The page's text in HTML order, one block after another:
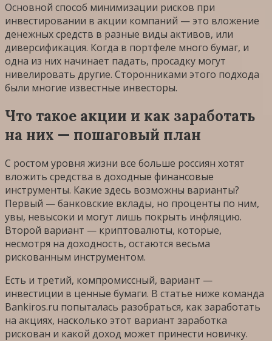
Основной способ минимизации рисков при
инвестировании в акции компаний — это вложение
денежных средств в разные виды активов, или
диверсификация. Когда в портфеле много бумаг, и
одна из них начинает падать, просадку могут
нивелировать другие. Сторонниками этого подхода
были многие известные инвесторы.
Что такое акции и как заработать
на них — пошаговый план
С ростом уровня жизни все больше россиян хотят
вложить средства в доходные финансовые
инструменты. Какие здесь возможны варианты?
Первый — банковские вклады, но проценты по ним,
увы, невысоки и могут лишь покрыть инфляцию.
Второй вариант — криптовалюты, которые,
несмотря на доходность, остаются весьма
рискованным инструментом.
Есть и третий, компромиссный, вариант —
инвестиции в ценные бумаги. В статье ниже команда
Bankiros.ru попыталась разобраться, как заработать
на акциях, насколько этот вариант заработка
рискован и какой доход может принести новичку.